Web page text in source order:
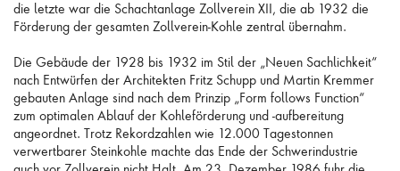
die letzte war die Schachtanlage Zollverein XII, die ab 1932 die
Förderung der gesamten Zollverein-Kohle zentral übernahm.
Die Gebäude der 1928 bis 1932 im Stil der „Neuen Sachlichkeit“
nach Entwürfen der Architekten Fritz Schupp und Martin Kremmer
gebauten Anlage sind nach dem Prinzip „Form follows Function“
zum optimalen Ablauf der Kohleförderung und -aufbereitung
angeordnet. Trotz Rekordzahlen wie 12.000 Tagestonnen
verwertbarer Steinkohle machte das Ende der Schwerindustrie